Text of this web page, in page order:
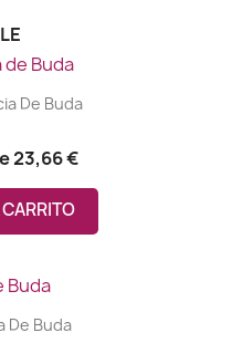
De Buda
23,66 €
De Buda